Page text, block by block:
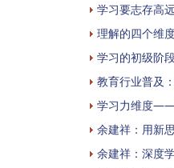
学习要志存高
理解的四个维
学习的初级阶
教育行业普及
学习力维度——
余建祥：用新
余建祥：深度